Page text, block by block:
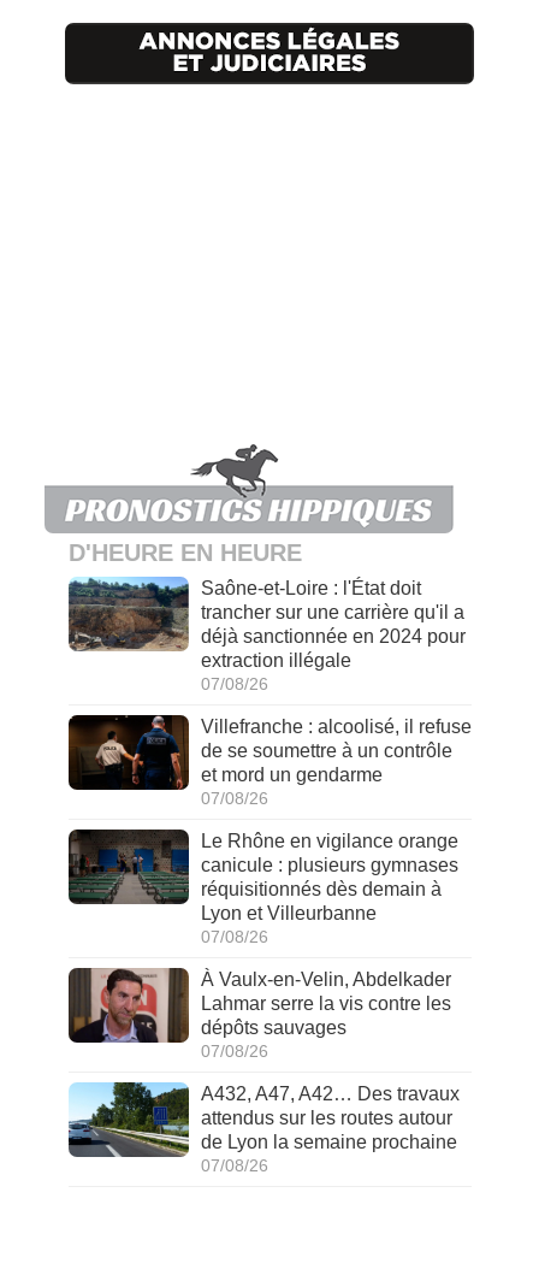
D'HEURE EN HEURE
Saône-et-Loire : l'État doit
trancher sur une carrière qu'il a
déjà sanctionnée en 2024 pour
extraction illégale
07/08/26
Villefranche : alcoolisé, il refuse
de se soumettre à un contrôle
et mord un gendarme
07/08/26
Le Rhône en vigilance orange
canicule : plusieurs gymnases
réquisitionnés dès demain à
Lyon et Villeurbanne
07/08/26
À Vaulx-en-Velin, Abdelkader
Lahmar serre la vis contre les
dépôts sauvages
07/08/26
A432, A47, A42… Des travaux
attendus sur les routes autour
de Lyon la semaine prochaine
07/08/26